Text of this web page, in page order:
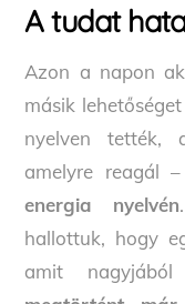
A tudat
Azon a napon
másik
nyelven tették,
amelyre reagál
energia nyelvén
hallottuk, hogy
amit